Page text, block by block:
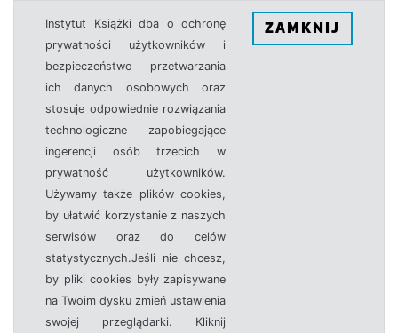
Instytut Książki dba o ochronę
prywatności użytkowników i
bezpieczeństwo przetwarzania
ich danych osobowych oraz
stosuje odpowiednie rozwiązania
technologiczne zapobiegające
ingerencji osób trzecich w
prywatność użytkowników.
Używamy także plików cookies,
by ułatwić korzystanie z naszych
serwisów oraz do celów
statystycznych.Jeśli nie chcesz,
by pliki cookies były zapisywane
na Twoim dysku zmień ustawienia
swojej przeglądarki. Kliknij
ZAMKNIJ